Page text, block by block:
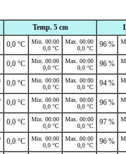
Temp. 5 cm
0,0 °C
Min. 00:00
0,0 °C
Max. 00:00
0,0 °C
96 %
0,0 °C
Min. 00:00
0,0 °C
Max. 00:00
0,0 °C
96 %
0,0 °C
Min. 00:00
0,0 °C
Max. 00:00
0,0 °C
94 %
0,0 °C
Min. 00:00
0,0 °C
Max. 00:00
0,0 °C
96 %
0,0 °C
Min. 00:00
0,0 °C
Max. 00:00
0,0 °C
97 %
0,0 °C
Min. 00:00
0,0 °C
Max. 00:00
0,0 °C
96 %